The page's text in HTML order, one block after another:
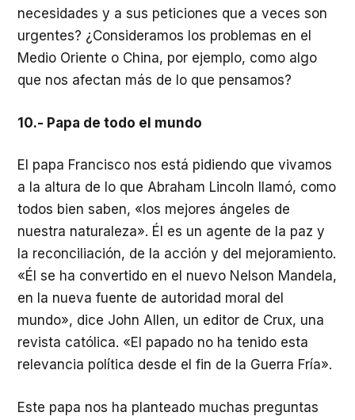
necesidades y a sus peticiones que a veces son
urgentes? ¿Consideramos los problemas en el
Medio Oriente o China, por ejemplo, como algo
que nos afectan más de lo que pensamos?
10.- Papa de todo el mundo
El papa Francisco nos está pidiendo que vivamos
a la altura de lo que Abraham Lincoln llamó, como
todos bien saben, «los mejores ángeles de
nuestra naturaleza». Él es un agente de la paz y
la reconciliación, de la acción y del mejoramiento.
«Él se ha convertido en el nuevo Nelson Mandela,
en la nueva fuente de autoridad moral del
mundo», dice John Allen, un editor de Crux, una
revista católica. «El papado no ha tenido esta
relevancia política desde el fin de la Guerra Fría».
Este papa nos ha planteado muchas preguntas